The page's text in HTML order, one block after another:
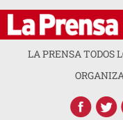
LA PRENSA TODOS